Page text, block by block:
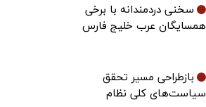
سخنی دردمندانه با برخی
همسایگان عرب خلیج فارس
بازطراحی مسیر تحقق
سیاست‌های کلی نظام